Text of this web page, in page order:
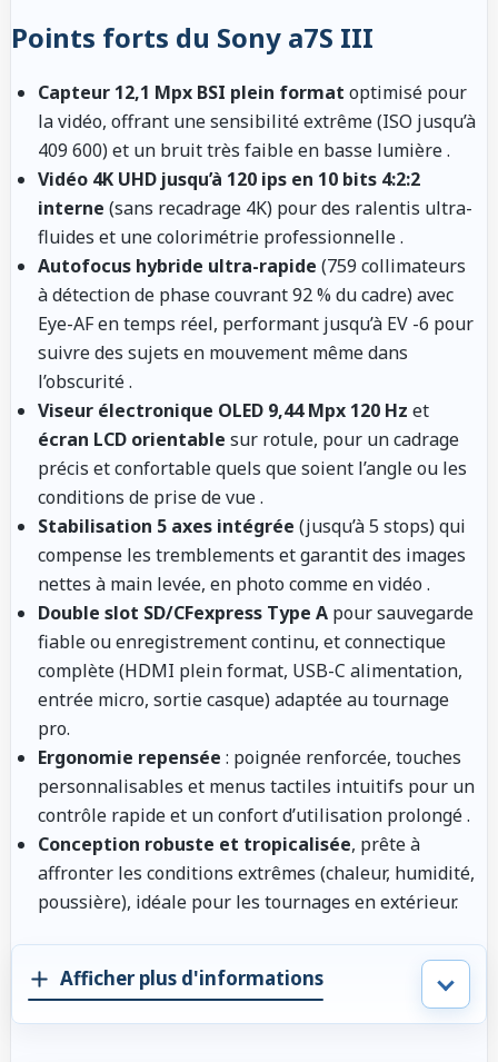
Points forts du Sony a7S III
Capteur 12,1 Mpx BSI plein format optimisé pour
la vidéo, offrant une sensibilité extrême (ISO jusqu’à
409 600) et un bruit très faible en basse lumière.
Vidéo 4K UHD jusqu’à 120 ips en 10 bits 4:2:2
interne (sans recadrage 4K) pour des ralentis ultra-
fluides et une colorimétrie professionnelle.
Autofocus hybride ultra-rapide (759 collimateurs
à détection de phase couvrant 92 % du cadre) avec
Eye-AF en temps réel, performant jusqu’à EV -6 pour
suivre des sujets en mouvement même dans
l’obscurité.
Viseur électronique OLED 9,44 Mpx 120 Hz et
écran LCD orientable sur rotule, pour un cadrage
précis et confortable quels que soient l’angle ou les
conditions de prise de vue.
Stabilisation 5 axes intégrée (jusqu’à 5 stops) qui
compense les tremblements et garantit des images
nettes à main levée, en photo comme en vidéo .
Double slot SD/CFexpress Type A pour sauvegarde
fiable ou enregistrement continu, et connectique
complète (HDMI plein format, USB-C alimentation,
entrée micro, sortie casque) adaptée au tournage
pro.
Ergonomie repensée : poignée renforcée, touches
personnalisables et menus tactiles intuitifs pour un
contrôle rapide et un confort d’utilisation prolongé.
Conception robuste et tropicalisée, prête à
affronter les conditions extrêmes (chaleur, humidité,
poussière), idéale pour les tournages en extérieur.
Afficher plus d'informations